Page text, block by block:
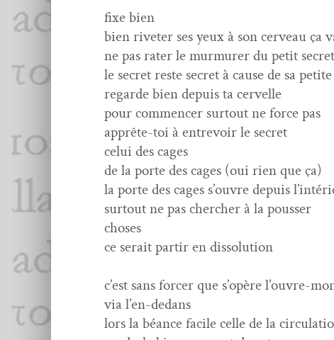
fixe bien
bien riv­et­er ses yeux à son cerveau ça
ne pas rater le mur­mur­er du petit
le secret reste secret à cause de sa
regarde bien depuis ta cervelle
pour com­mencer surtout ne force
apprête-toi à entrevoir le secret
celui des cages
de la porte des cages (oui rien que ça)
la porte des cages s’ouvre depuis
surtout ne pas chercher à la
choses
ce serait par­tir en dis­so­lu­tion
c’est sans forcer que s’opère l’ouvre-
via l’en-dedans
lors la béance facile celle de la